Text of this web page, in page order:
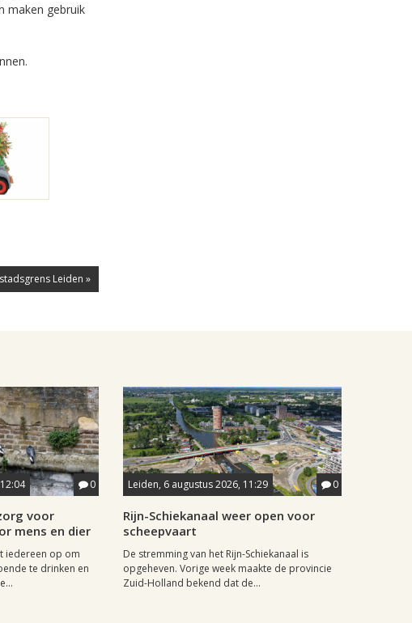
maken gebruik
Leiden »
0
voor
mens en dier
iedereen op om
te drinken en
Leiden, 6 augustus 2026, 11:29 0
Rijn-Schiekanaal weer open voor
scheepvaart
De stremming van het Rijn-Schiekanaal is
opgeheven. Vorige week maakte de provincie
Zuid-Holland bekend dat de...